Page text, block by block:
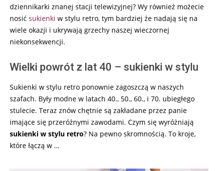
dziennikarki znanej stacji telewizyjnej? Wy również możecie
nosić sukienki w stylu retro, tym bardziej że nadają się na
wiele okazji i ukrywają grzechy naszej wieczornej
niekonsekwencji.
Wielki powrót z lat 40 – sukienki w stylu
Sukienki w stylu retro ponownie zagoszczą w naszych
szafach. Były modne w latach 40., 50., 60., i 70. ubiegłego
stulecie. Teraz znów chętnie są zakładane przez panie
imające się przeróżnymi zawodami. Czym się wyróżniają
sukienki w stylu retro? Na pewno skromnością. To kroje,
które łączą w …